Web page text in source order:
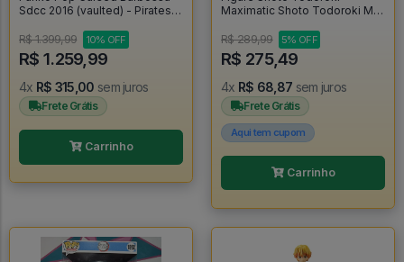
Sdcc 2016 (vaulted) - Pirates
R$ 1.399,99
10% OFF
R$ 1.259,99
4x R$ 315,00 sem juros
Frete Grátis
Carrinho
Maximatic Shoto Todoroki My
Academia
R$ 289,99 5% OFF
R$ 275,49
4x R$ 68,87 sem juros
Frete Grátis
Aqui tem cupom
Carrinho